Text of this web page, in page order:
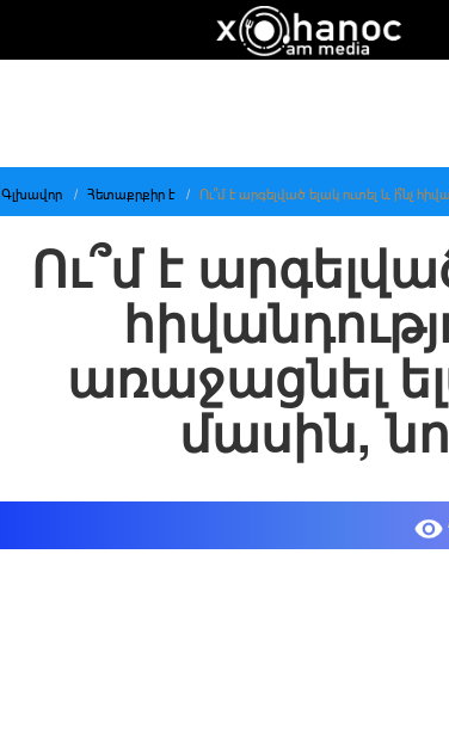
Գլխավոր Հետաքրքիր է Ու՞մ է արգելված ելակ ուտել և ի՞նչ
Ու՞մ է
առաջացնել
մասին,